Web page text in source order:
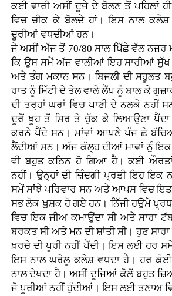
ਕਈ ਵਾਰੀ ਅਸੀਂ ਦੂਜੇ ਦੇ ਬੋਲਣ ਤੋਂ ਪਹਿਲਾਂ
ਵਿਚ ਚੀਕ ਕੇ ਬੋਲਦੇ ਹਾਂ। ਇਸ ਨਾਲ
ਦੂਰੀਆਂ ਵਧਦੀਆਂ ਹਨ।
ਜੇ ਅਸੀਂ ਅੱਜ ਤੋਂ 70/80 ਸਾਲ ਪਿੱਛੇ ਵੱਲ ਨਜ਼ਰ
ਕਿ ਉਸ ਸਮੇਂ ਅੱਜ ਵਾਲੀਆਂ ਇਹ ਸਾਰੀਆਂ ਸੁੱਖ
ਅਤੇ ਤੰਗ ਮਕਾਨ ਸਨ। ਬਿਜਲੀ ਦੀ ਸਹੂਲਤ
ਰਾਤ ਨੂੰ ਮਿੱਟੀ ਦੇ ਤੇਲ ਵਾਲੇ ਲੈਂਪ ਨੂੰ ਬਾਲ ਕੇ
ਦੀ ਤਰ੍ਹਾਂ ਘਰਾਂ ਵਿਚ ਪਾਣੀ ਦੇ ਨਲਕੇ ਨਹੀਂ
ਦੂਰੋਂ ਖੂਹ ਤੋਂ ਸਿਰ ਤੇ ਚੁੱਕ ਕੇ ਲਿਆਉਣਾ ਪੈਂਦਾ
ਕਰਨੇ ਪੈਂਦੇ ਸਨ। ਮਾਂਵਾਂ ਆਪਣੇ ਪੰਜ ਛੇ
ਲੈਂਦੀਆਂ ਸਨ। ਅੱਜ ਕੱਲ੍ਹ ਦੀਆਂ ਮਾਵਾਂ ਨੁੰ ਇਕ
ਵੀ ਬਹੁਤ ਕਠਿਨ ਹੋ ਗਿਆ ਹੈ। ਕਈ
ਨਹੀਂ। ਉਨ੍ਹਾਂ ਦੀ ਜ਼ਿੰਦਗੀ ਪ੍ਰਤੀ ਇਹ ਇਕ
ਸਮੇਂ ਸਾਂਝੇ ਪਰਿਵਾਰ ਸਨ ਅਤੇ ਆਪਸ ਵਿਚ
ਸਭ ਲੋਕ ਖ਼ੁਸ਼ਕ ਹੋ ਗਏ ਹਨ। ਨਿੱਜੀ ਹਉਮੇ
ਵਿਚ ਇਕ ਜੀਅ ਕਮਾਉਂਦਾ ਸੀ ਅਤੇ ਸਾਰਾ
ਬਰਕਤ ਸੀ ਅਤੇ ਮਨ ਦੀ ਸ਼ਾਂਤੀ ਸੀ। ਹੁਣ
ਖ਼ਰਚੇ ਦੀ ਪੂਰੀ ਨਹੀਂ ਪੈਂਦੀ। ਇਸ ਲਈ ਹਰ
ਇਸ ਨਾਲ ਘਰੇਲੂ ਕਲੇਸ਼ ਵਧਦਾ ਹੈ। ਹਰ
ਨਾਲ ਦੇਖਦਾ ਹੈ। ਅਸੀਂ ਦੂਜਿਆਂ ਕੋਲੋਂ ਬਹੁਤ
ਜੋ ਪੂਰੀਆਂ ਨਹੀਂ ਹੁੰਦੀਆਂ। ਇਸ ਲਈ ਤਣਾਅ